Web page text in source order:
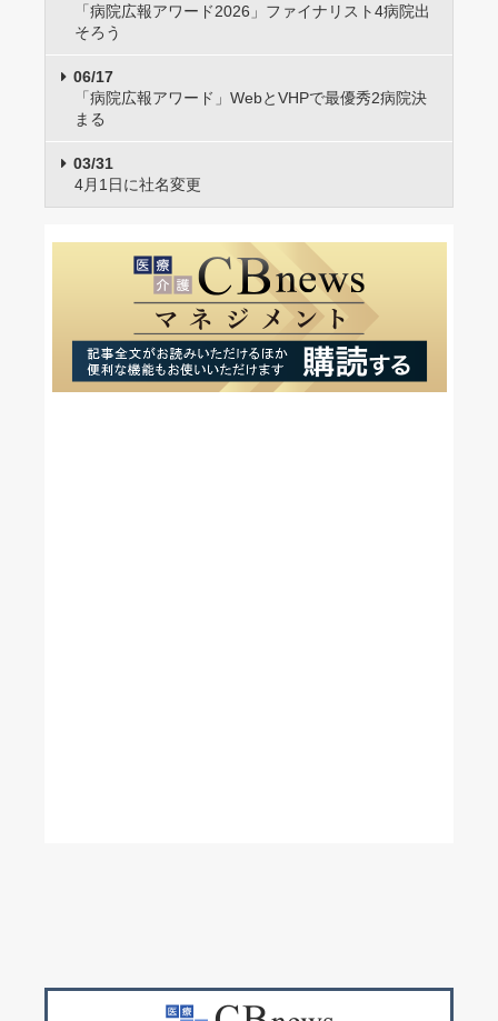
「病院広報アワード2026」ファイナリスト4病院出
そろう
06/17
「病院広報アワード」WebとVHPで最優秀2病院決
まる
03/31
4月1日に社名変更